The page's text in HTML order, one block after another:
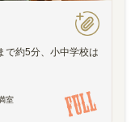
で約5分、小中学校は
室